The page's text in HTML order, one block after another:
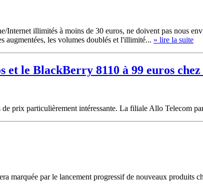
Internet illimités à moins de 30 euros, ne doivent pas nous
augmentées, les volumes doublés et l'illimité... » lire la suite
et le BlackBerry 8110 à 99 euros chez
prix particulièrement intéressante. La filiale Allo Telecom
marquée par le lancement progressif de nouveaux produits